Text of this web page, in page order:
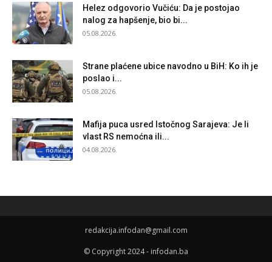
Helez odgovorio Vučiću: Da je postojao
nalog za hapšenje, bio bi...
05.08.2026.
Strane plaćene ubice navodno u BiH: Ko ih je
poslao i...
05.08.2026.
Mafija puca usred Istočnog Sarajeva: Je li
vlast RS nemoćna ili...
04.08.2026.
redakcija.infodan@gmail.com
© Copyright 2024 - infodan.ba